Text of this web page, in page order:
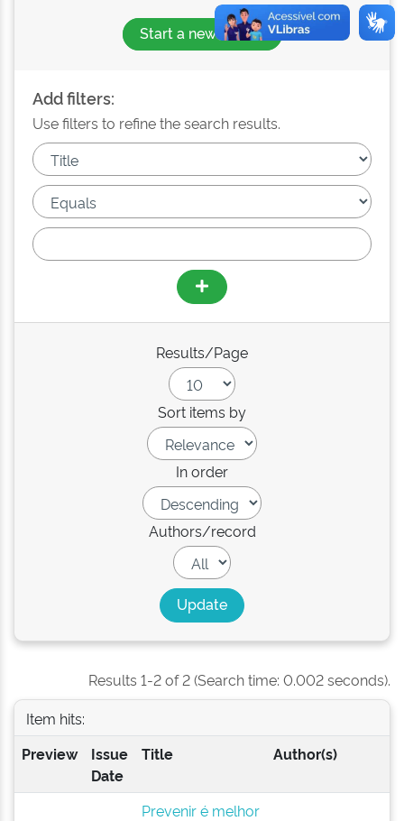
Start a new search
Add filters:
Use filters to refine the search results.
Results/Page
Sort items by
In order
Authors/record
Results 1-2 of 2 (Search time: 0.002 seconds).
Item hits:
Preview
Issue
Date
Title Author(s)
Prevenir é melhor